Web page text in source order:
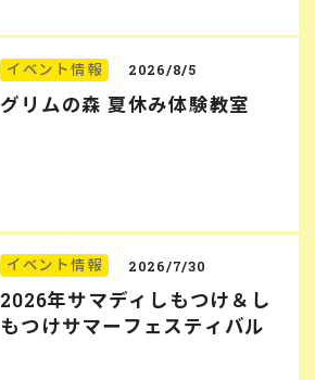
イベント情報 2026/8/5
グリムの森 夏休み体験教室
イベント情報 2026/7/30
2026年サマディしもつけ＆し
もつけサマーフェスティバル